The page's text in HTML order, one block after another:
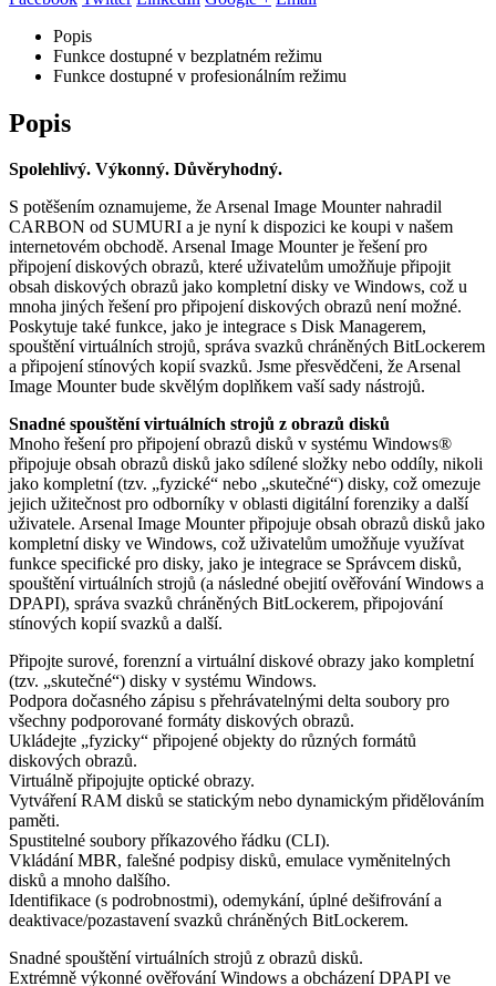
Popis
Funkce dostupné v bezplatném režimu
Funkce dostupné v profesionálním režimu
Popis
Spolehlivý. Výkonný. Důvěryhodný.
S potěšením oznamujeme, že Arsenal Image Mounter nahradil
CARBON od SUMURI a je nyní k dispozici ke koupi v našem
internetovém obchodě. Arsenal Image Mounter je řešení pro
připojení diskových obrazů, které uživatelům umožňuje připojit
obsah diskových obrazů jako kompletní disky ve Windows, což u
mnoha jiných řešení pro připojení diskových obrazů není možné.
Poskytuje také funkce, jako je integrace s Disk Managerem,
spouštění virtuálních strojů, správa svazků chráněných BitLockerem
a připojení stínových kopií svazků. Jsme přesvědčeni, že Arsenal
Image Mounter bude skvělým doplňkem vaší sady nástrojů.
Snadné spouštění virtuálních strojů z obrazů disků
Mnoho řešení pro připojení obrazů disků v systému Windows®
připojuje obsah obrazů disků jako sdílené složky nebo oddíly, nikoli
jako kompletní (tzv. „fyzické“ nebo „skutečné“) disky, což omezuje
jejich užitečnost pro odborníky v oblasti digitální forenziky a další
uživatele. Arsenal Image Mounter připojuje obsah obrazů disků jako
kompletní disky ve Windows, což uživatelům umožňuje využívat
funkce specifické pro disky, jako je integrace se Správcem disků,
spouštění virtuálních strojů (a následné obejití ověřování Windows a
DPAPI), správa svazků chráněných BitLockerem, připojování
stínových kopií svazků a další.
Připojte surové, forenzní a virtuální diskové obrazy jako kompletní
(tzv. „skutečné“) disky v systému Windows.
Podpora dočasného zápisu s přehrávatelnými delta soubory pro
všechny podporované formáty diskových obrazů.
Ukládejte „fyzicky“ připojené objekty do různých formátů
diskových obrazů.
Virtuálně připojujte optické obrazy.
Vytváření RAM disků se statickým nebo dynamickým přidělováním
paměti.
Spustitelné soubory příkazového řádku (CLI).
Vkládání MBR, falešné podpisy disků, emulace vyměnitelných
disků a mnoho dalšího.
Identifikace (s podrobnostmi), odemykání, úplné dešifrování a
deaktivace/pozastavení svazků chráněných BitLockerem.
Snadné spouštění virtuálních strojů z obrazů disků.
Extrémně výkonné ověřování Windows a obcházení DPAPI ve